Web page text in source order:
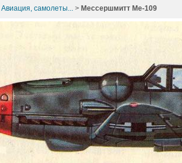
Авиация, самолеты... > Мессершмитт Ме-109